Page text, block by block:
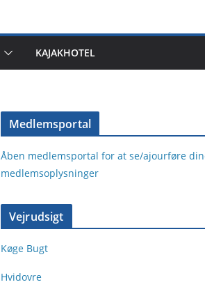
KAJAKHOTEL
Medlemsportal
Åben medlemsportal for at se/ajourføre
medlemsoplysninger
Vejrudsigt
Køge Bugt
Hvidovre